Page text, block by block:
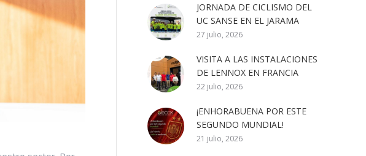
JORNADA DE CICLISMO DEL
UC SANSE EN EL JARAMA
27 julio, 2026
VISITA A LAS INSTALACIONES
DE LENNOX EN FRANCIA
22 julio, 2026
¡ENHORABUENA POR ESTE
SEGUNDO MUNDIAL!
21 julio, 2026